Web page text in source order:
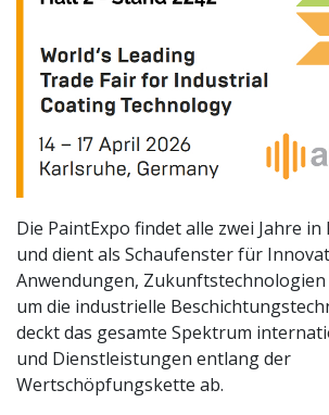
Die PaintExpo findet alle zwei Jahre
und dient als Schaufenster für
Anwendungen,
um die industrielle
deckt das gesamte Spektrum
und Dienstleistungen entlang der
Wertschöpfungskette ab.